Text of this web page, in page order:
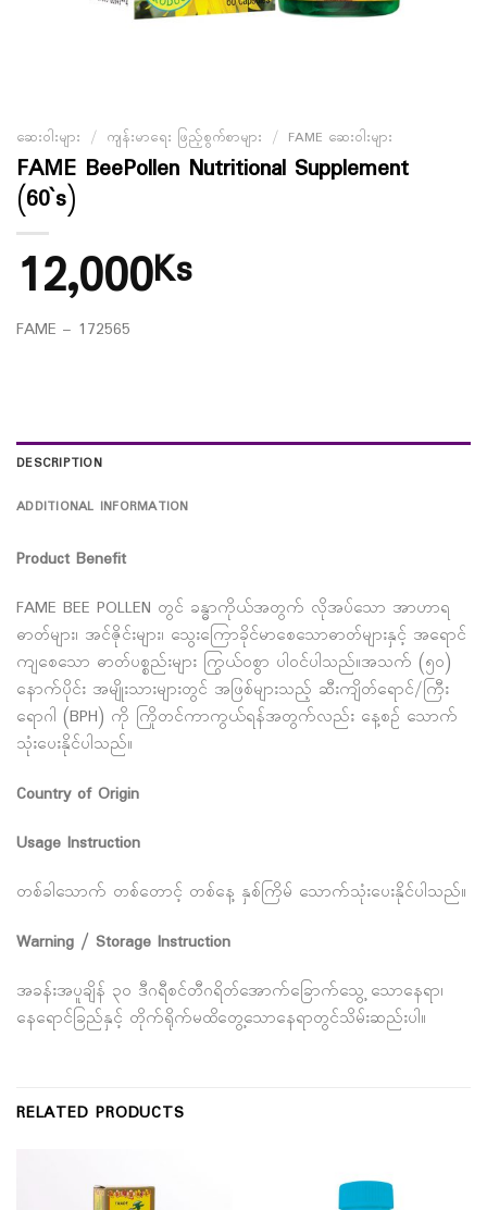
ဆေးဝါးများ / ကျန်းမာရေး ဖြည့်စွက်စာများ / FAME ဆေးဝါးများ
FAME BeePollen Nutritional Supplement
(60`s)
12,000Ks
FAME – 172565
DESCRIPTION
ADDITIONAL INFORMATION
Product Benefit
FAME BEE POLLEN တွင် ခန္ဓာကိုယ်အတွက် လိုအပ်သော အာဟာရ
ဓာတ်များ၊ အင်ဇိုင်းများ၊ သွေးကြောခိုင်မာစေ‌သောဓာတ်များနှင့် အရောင်
ကျစေသော ဓာတ်ပစ္စည်းများ ကြွယ်၀စွာ ပါ၀င်ပါသည်။အသက် (၅၀)
နောက်ပိုင်း အမျိုးသားများတွင် အဖြစ်များသည့် ဆီးကျိတ်ရောင်/ကြီး
ရောဂါ (BPH) ကို ကြိုတင်ကာကွယ်ရန်အတွက်လည်း နေ့စဉ် သောက်
သုံးပေးနိုင်ပါသည်။
Country of Origin
Usage Instruction
တစ်ခါသောက် တစ်တောင့် တစ်နေ့ နှစ်ကြိမ် သောက်သုံးပေးနိုင်ပါသည်။
Warning / Storage Instruction
အခန်းအပူချိန် ၃၀ ဒီဂရီစင်တီဂရိတ်အောက်ခြောက်သွေ့ သောနေရာ၊
နေရောင်ခြည်နှင့် တိုက်ရိုက်မထိတွေ့သောနေရာတွင်သိမ်းဆည်းပါ။
RELATED PRODUCTS